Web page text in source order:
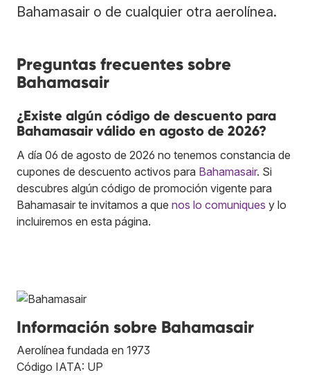
Bahamasair o de cualquier otra aerolínea.
Preguntas frecuentes sobre
Bahamasair
¿Existe algún código de descuento para
Bahamasair válido en agosto de 2026?
A día 06 de agosto de 2026 no tenemos constancia de
cupones de descuento activos para Bahamasair. Si
descubres algún código de promoción vigente para
Bahamasair te invitamos a que nos lo comuniques y lo
incluiremos en esta página.
Información sobre Bahamasair
Aerolínea fundada en 1973
Código IATA: UP